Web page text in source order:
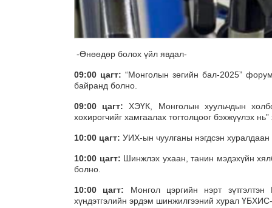
-Өнөөдөр болох үйл явдал-
09:00 цагт: “Монголын зөгийн бал-2025”
байранд болно.
09:00 цагт: ХЭҮК, Монголын хуульчдын
хохирогчийг хамгаалах тогтолцоог бэхжүүлэх
10:00 цагт: УИХ-ын чуулганы нэгдсэн
10:00 цагт: Шинжлэх ухаан, танин мэдэхүйн
болно.
10:00 цагт: Монгол цэргийн нэрт
хүндэтгэлийн эрдэм шинжилгээний хурал